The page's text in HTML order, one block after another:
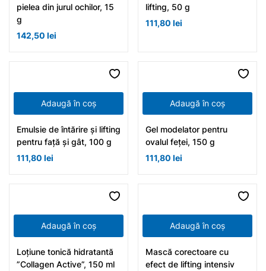
pielea din jurul ochilor, 15
g
142,50 lei
lifting, 50 g
111,80 lei
Adaugă în coș
Emulsie de întărire și lifting
pentru față și gât, 100 g
111,80 lei
Adaugă în coș
Gel modelator pentru
ovalul feței, 150 g
111,80 lei
Adaugă în coș
Loțiune tonică hidratantă
”Collagen Active”, 150 ml
Adaugă în coș
Mască corectoare cu
efect de lifting intensiv
Crează un cont